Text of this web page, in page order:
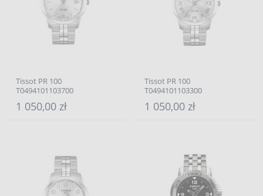
Tissot PR 100
T0494101103700
1 050,00 zł
Tissot PR 100
T0494101103300
1 050,00 zł